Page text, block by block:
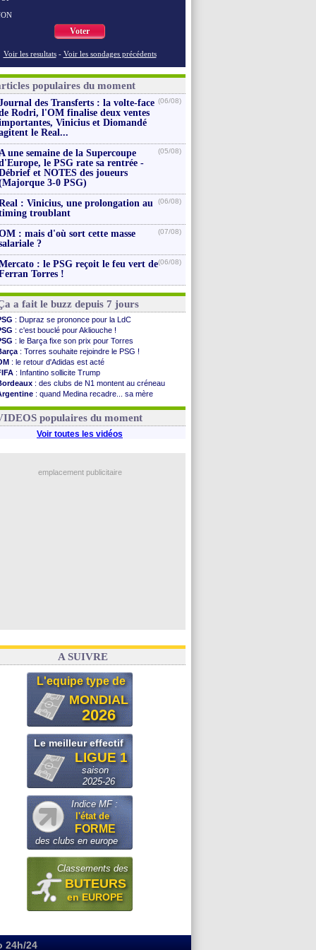
Voter
Voir les resultats - Voir les sondages précédents
populaires du moment
des Transferts : la volte-face
Rodri, l'OM finalise deux ventes
Vinicius et Diomandé
le Real...
(06/08)
une semaine de la Supercoupe
le PSG rate sa rentrée -
et NOTES des joueurs
3-0 PSG)
(05/08)
: Vinicius, une prolongation au
troublant
(06/08)
: mais d'où sort cette masse
?
(07/08)
: le PSG reçoit le feu vert de
Torres !
(06/08)
a fait le buzz depuis 7 jours
: Dupraz se prononce pour la LdC
: c'est bouclé pour Akliouche !
: le Barça fixe son prix pour Torres
: Torres souhaite rejoindre le PSG !
: le retour d'Adidas est acté
: Infantino sollicite Trump
: des clubs de N1 montent au créneau
: quand Medina recadre... sa mère
: Paixão attire un 2e club anglais
populaires du moment
Voir toutes les vidéos
emplacement publicitaire
A SUIVRE
L'equipe type de
MONDIAL
2026
Le meilleur effectif
LIGUE 1
saison
2025-26
Indice MF :
l'état de
FORME
des clubs en europe
Classements des
BUTEURS
en EUROPE
24h/24